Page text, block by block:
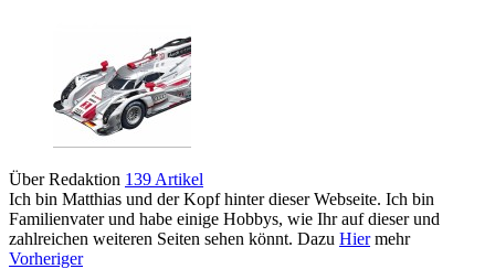
Über Redaktion 139 Artikel
Ich bin Matthias und der Kopf hinter dieser Webseite. Ich bin
Familienvater und habe einige Hobbys, wie Ihr auf dieser und
zahlreichen weiteren Seiten sehen könnt. Dazu Hiermehr
Vorheriger